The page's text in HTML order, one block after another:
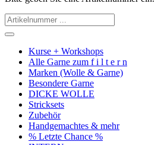
Kurse + Workshops
Alle Garne zum f i l t e r n
Marken (Wolle & Garne)
Besondere Garne
DICKE WOLLE
Stricksets
Zubehör
Handgemachtes & mehr
% Letzte Chance %